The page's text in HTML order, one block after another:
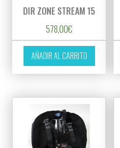
DIR ZONE STREAM 15
578,00€
AÑADIR AL CARRITO